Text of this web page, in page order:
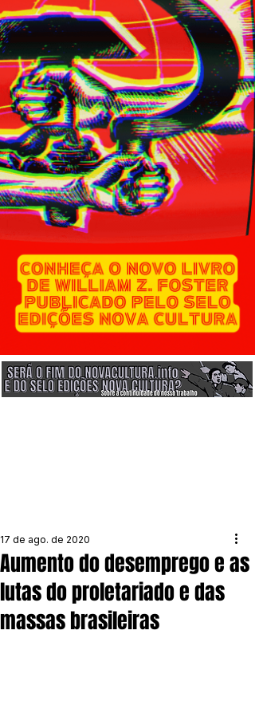
Aumento do desemprego e as
lutas do proletariado e das
massas brasileiras
17 de ago. de 2020